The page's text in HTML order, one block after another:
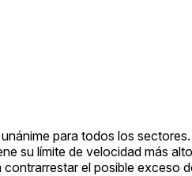
para todos los sectores.
su límite de velocidad más
el posible exceso